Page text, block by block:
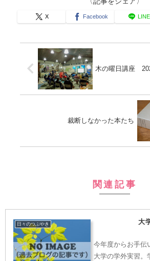
X Facebook LINE
木の曜日講座
裁断しなかった本たち
関連記事
日々のつぶやき 大
今年度からお手伝
大学の学外実習。